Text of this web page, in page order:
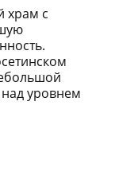
храм с
уровнем